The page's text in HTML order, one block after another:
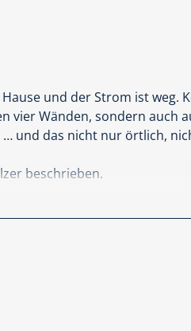
und der Strom ist weg.
vier Wänden, sondern auch
und das nicht nur örtlich,
beschrieben.
und den Europol-
hineingezogen, denn er
nur Dunkelheit und Kälte, es
uns sehr schnell in diese